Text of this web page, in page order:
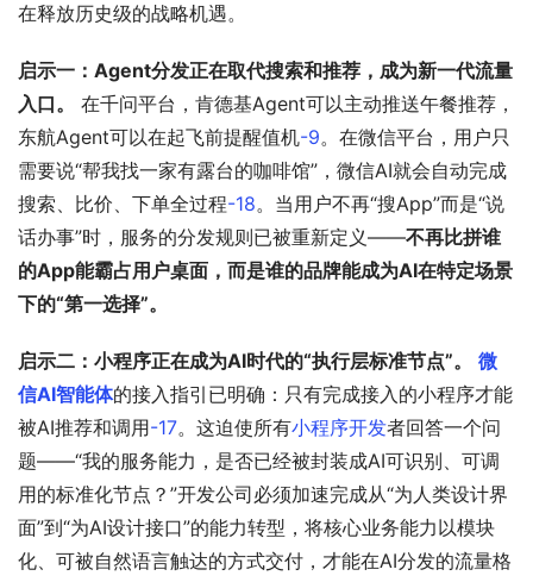
在释放历史级的战略机遇。
启示一：Agent分发正在取代搜索和推荐，成为新一代流量
入口。
在千问平台，肯德基Agent可以主动推送午餐推荐，
东航Agent可以在起飞前提醒值机-9。在微信平台，用户只
需要说“帮我找一家有露台的咖啡馆”，微信AI就会自动完成
搜索、比价、下单全过程-18。当用户不再“搜App”而是“说
话办事”时，服务的分发规则已被重新定义——不再比拼谁
的App能霸占用户桌面，而是谁的品牌能成为AI在特定场景
下的“第一选择”。
启示二：小程序正在成为AI时代的“执行层标准节点”。
微
信AI智能体的接入指引已明确：只有完成接入的小程序才能
被AI推荐和调用-17。这迫使所有小程序开发者回答一个问
题——“我的服务能力，是否已经被封装成AI可识别、可调
用的标准化节点？”开发公司必须加速完成从“为人类设计界
面”到“为AI设计接口”的能力转型，将核心业务能力以模块
化、可被自然语言触达的方式交付，才能在AI分发的流量格